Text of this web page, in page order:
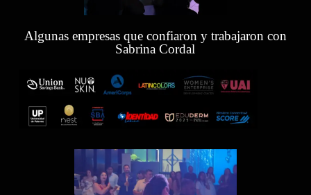
Algunas empresas que confiaron y trabajaron con
Sabrina Cordal